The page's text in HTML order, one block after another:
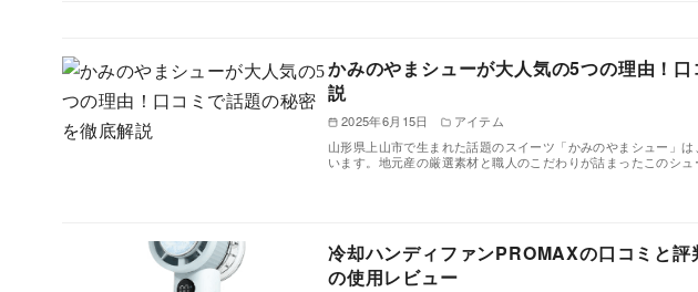
かみのやまシューが大人気の5つの理由！
説
2025年6月15日
アイテム
山形県上山市で生まれた話題のスイーツ「かみのやまシュー」
います。地元産の厳選素材と職人のこだわりが詰まったこのシュ
冷却ハンディファンPROMAXの口コミと
の使用レビュー